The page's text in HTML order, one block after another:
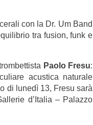
con la Dr. Um Band
tra fusion, funk e
Paolo Fresu:
acustica naturale
di lunedì 13, Fresu sarà
d’Italia – Palazzo